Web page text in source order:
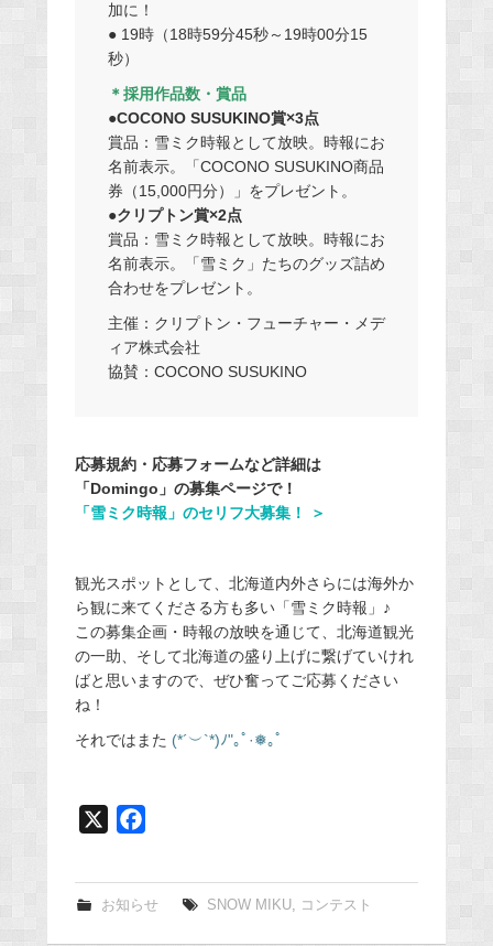
加に！
● 19時（18時59分45秒～19時00分15
秒）
＊採用作品数・賞品
●COCONO SUSUKINO賞×3点
賞品：雪ミク時報として放映。時報にお
名前表示。「COCONO SUSUKINO商品
券（15,000円分）」をプレゼント。
●クリプトン賞×2点
賞品：雪ミク時報として放映。時報にお
名前表示。「雪ミク」たちのグッズ詰め
合わせをプレゼント。
主催：クリプトン・フューチャー・メデ
ィア株式会社
協賛：COCONO SUSUKINO
応募規約・応募フォームなど詳細は
「Domingo」の募集ページで！
「雪ミク時報」のセリフ大募集！ ＞
観光スポットとして、北海道内外さらには海外か
ら観に来てくださる方も多い「雪ミク時報」♪
この募集企画・時報の放映を通じて、北海道観光
の一助、そして北海道の盛り上げに繋げていけれ
ばと思いますので、ぜひ奮ってご応募ください
ね！
それではまた (*´︶`*)ﾉ"｡ﾟ·❅｡ﾟ
e
お知らせ SNOW MIKU, コンテスト